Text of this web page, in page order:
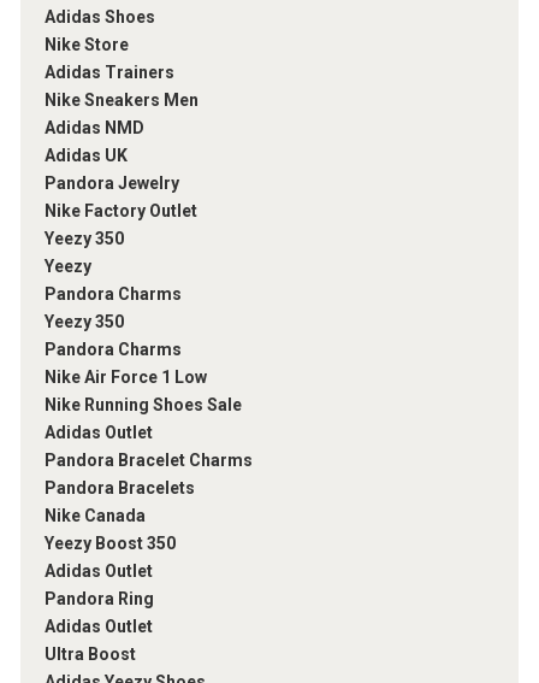
Adidas Shoes
Nike Store
Adidas Trainers
Nike Sneakers Men
Adidas NMD
Adidas UK
Pandora Jewelry
Nike Factory Outlet
Yeezy 350
Yeezy
Pandora Charms
Yeezy 350
Pandora Charms
Nike Air Force 1 Low
Nike Running Shoes Sale
Adidas Outlet
Pandora Bracelet Charms
Pandora Bracelets
Nike Canada
Yeezy Boost 350
Adidas Outlet
Pandora Ring
Adidas Outlet
Ultra Boost